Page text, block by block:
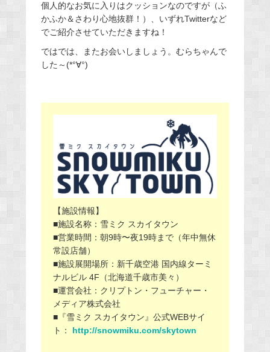
個人的なお気に入りはクッションなのですが（ふ
かふか＆さわり心地抜群！）、いずれTwitterなど
でご紹介させていただきますね！
ではでは、またお会いしましょう。むらちゃんで
した～(*°∀°)
【施設情報】
■施設名称：雪ミク スカイタウン
■営業時間：朝9時〜夜19時まで（年中無休
常設店舗）
■施設展開場所：新千歳空港 国内線ターミ
ナルビル 4F（北海道千歳市美々）
■運営会社：クリプトン・フューチャー・
メディア株式会社
■『雪ミク スカイタウン』公式WEBサイ
ト：
http://snowmiku.com/skytown